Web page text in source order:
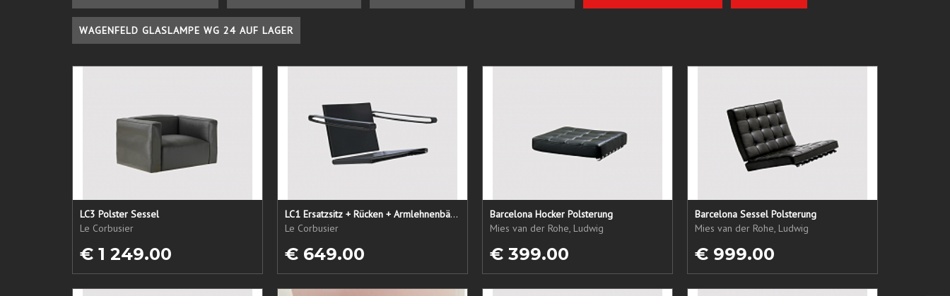
WAGENFELD GLASLAMPE WG 24 AUF LAGER
LC3 Polster Sessel
Le Corbusier
€ 1 249.00
LC1 Ersatzsitz + Rücken + Armlehnenbänder
Le Corbusier
€ 649.00
Barcelona Hocker Polsterung
Mies van der Rohe, Ludwig
€ 399.00
Barcelona Sessel Polsterung
Mies van der Rohe, Ludwig
€ 999.00